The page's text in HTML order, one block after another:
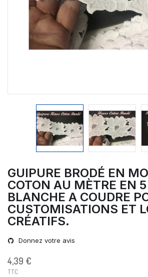
GUIPURE BRODÉ EN
COTON AU MÈTRE EN
BLANCHE A COUDRE
CUSTOMISATIONS ET
CRÉATIFS.
Donnez votre avis
4,39 €
TTC